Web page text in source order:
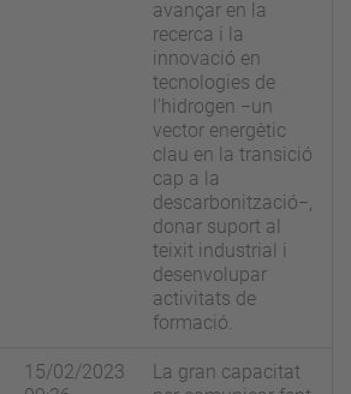
avançar en la
recerca i la
innovació en
tecnologies de
l’hidrogen −un
vector energètic
clau en la transició
cap a la
descarbonització−,
donar suport al
teixit industrial i
desenvolupar
activitats de
formació.
15/02/2023
La gran capacitat